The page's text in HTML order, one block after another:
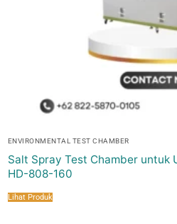
ENVIRONMENTAL TEST CHAMBER
Salt Spray Test Chamber untuk
HD-808-160
Lihat Produk